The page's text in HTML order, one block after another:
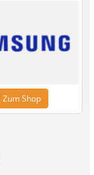
Zum Shop